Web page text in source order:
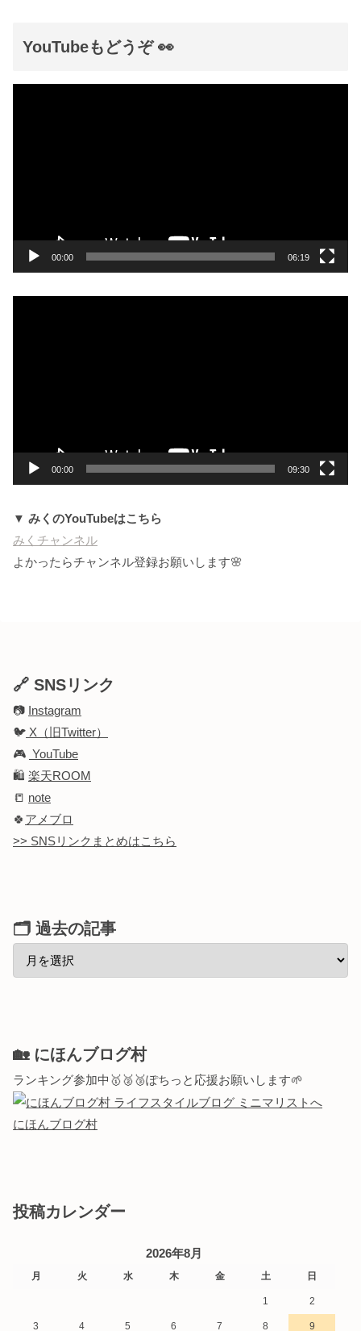
YouTubeもどうぞ 👀
00:00 06:19
00:00 09:30
▼ みくのYouTubeはこちら
みくチャンネル
よかったらチャンネル登録お願いします🌸
🔗 SNSリンク
📷 Instagram
🐦 X（旧Twitter）
🎮 YouTube
🛍️ 楽天ROOM
📒 note
🍀アメブロ
>> SNSリンクまとめはこちら
🗂 過去の記事
🏡 にほんブログ村
ランキング参加中🥇🥈🥉ぽちっと応援お願いします🌱
にほんブログ村
投稿カレンダー
2026年8月
月 火 水 木 金 土 日
1 2
3 4 5 6 7 8 9